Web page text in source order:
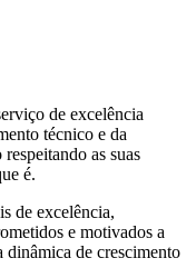
de excelência
técnico e da
as suas
é.
de excelência,
e motivados a
dinâmica de crescimento